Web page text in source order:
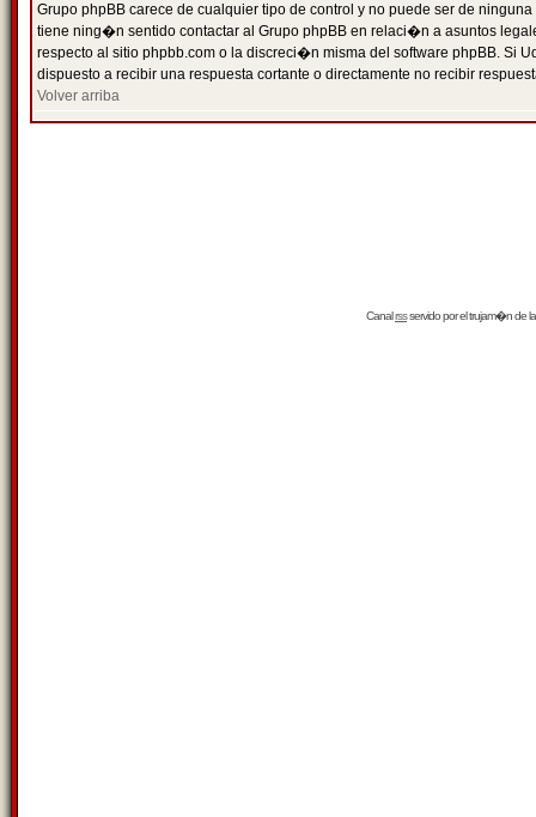
Grupo phpBB carece de cualquier tipo de control y no puede ser de
tiene ning�n sentido contactar al Grupo phpBB en relaci�n a asuntos
respecto al sitio phpbb.com o la discreci�n misma del software phpBB. Si
dispuesto a recibir una respuesta cortante o directamente no recibir
Volver arriba
Canalrssservido por eltrujam�nde